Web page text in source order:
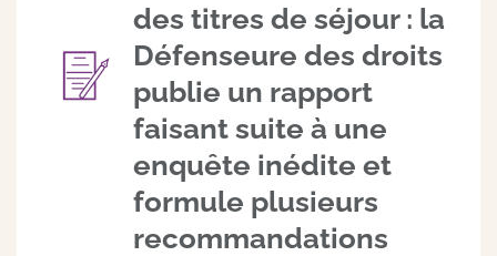
des titres de séjour : la
Défenseure des droits
publie un rapport
faisant suite à une
enquête inédite et
formule plusieurs
recommandations